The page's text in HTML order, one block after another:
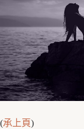
(承上頁)